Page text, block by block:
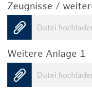
Zeugnisse /
Datei
Weitere Anlage 1
Datei